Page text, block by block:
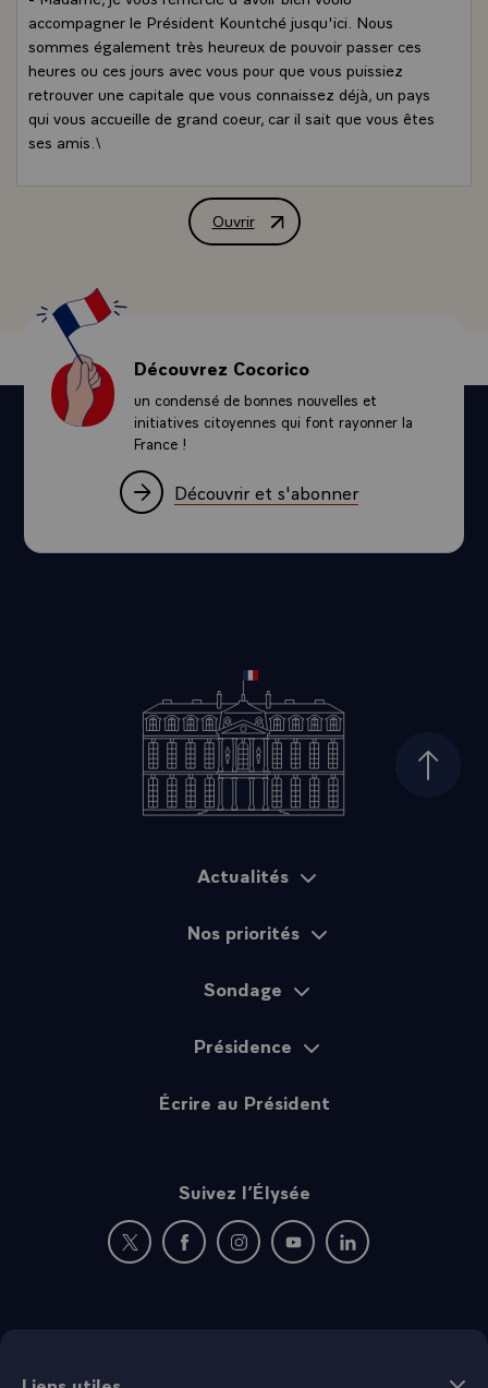
accompagner le Président Kountché jusqu'ici. Nous
sommes également très heureux de pouvoir passer ces
heures ou ces jours avec vous pour que vous puissiez
retrouver une capitale que vous connaissez déjà, un pays
qui vous accueille de grand coeur, car il sait que vous êtes
ses amis.\
Ouvrir
Allocution de M. François Mitterrand,
Découvrez Cocorico
un condensé de bonnes nouvelles et
initiatives citoyennes qui font rayonner la
France !
Découvrir et s'abonner
Haut
Actualités
Nos priorités
Sondage
Présidence
Écrire au Président
Suivez l’Élysée
Nouvelle fenêtre : rejoignez-nous sur Twitter
Nouvelle fenêtre : rejoignez-nous sur
Nouvelle fenêtre : rejoignez-nous
Nouvelle fenêtre :
Nouvelle fenêtre :